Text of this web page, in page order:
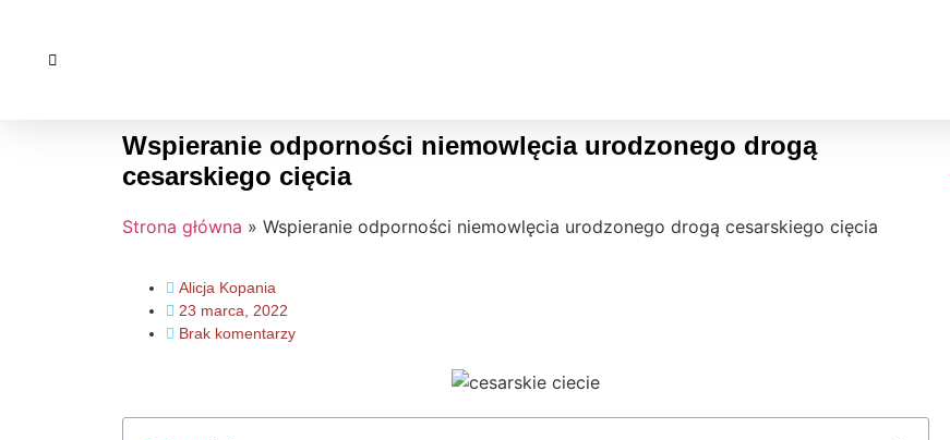
Wspieranie odporności niemowlęcia urodzonego drogą
cesarskiego cięcia
Strona główna » Wspieranie odporności niemowlęcia urodzonego drogą cesarskiego cięcia
Alicja Kopania
23 marca, 2022
Brak komentarzy